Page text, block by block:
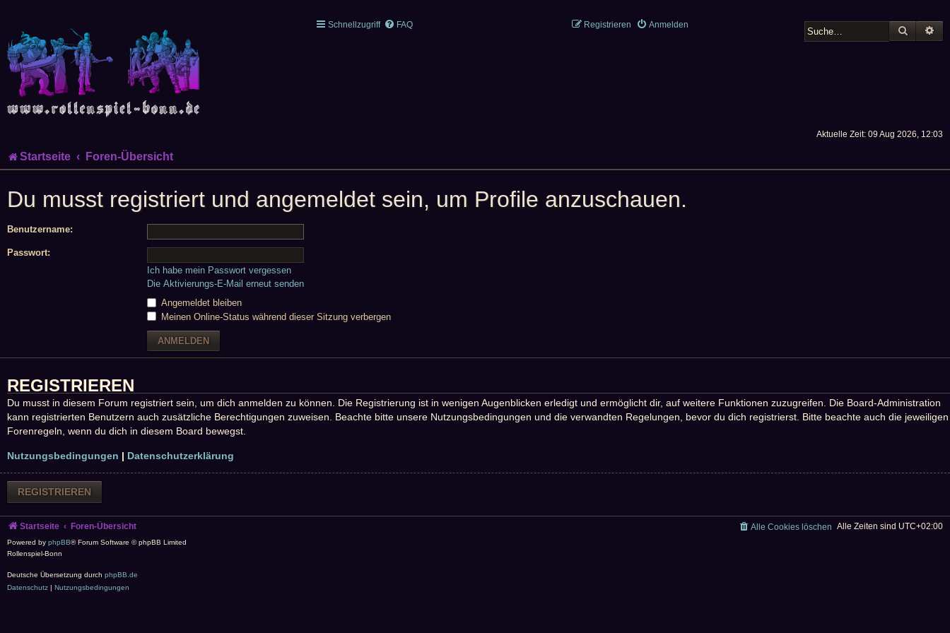
Schnellzugriff FAQ Anmelden
Registrieren
SUCHE
Startseite Foren-Übersicht
Aktuelle Zeit: 09 Aug 2026, 12:03
Du musst registriert und angemeldet sein, um Profile anzuschauen.
Benutzername:
Passwort:
Ich habe mein Passwort vergessen
Die Aktivierungs-E-Mail erneut senden
Angemeldet bleiben
Meinen Online-Status während dieser Sitzung verbergen
REGISTRIEREN
Du musst in diesem Forum registriert sein, um dich anmelden zu können. Die Registrierung ist in wenigen Augenblicken erledigt und ermöglicht dir, auf weitere Funktionen zuzugreifen. Die Board-Administration
kann registrierten Benutzern auch zusätzliche Berechtigungen zuweisen. Beachte bitte unsere Nutzungsbedingungen und die verwandten Regelungen, bevor du dich registrierst. Bitte beachte auch die jeweiligen
Forenregeln, wenn du dich in diesem Board bewegst.
Nutzungsbedingungen | Datenschutzerklärung
REGISTRIEREN
Startseite Foren-Übersicht Alle Zeiten sind UTC+02:00
Alle Cookies löschen
Powered by phpBB® Forum Software © phpBB Limited
Rollenspiel-Bonn
Deutsche Übersetzung durch phpBB.de
Datenschutz
Nutzungsbedingungen